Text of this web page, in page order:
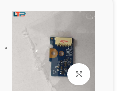
برای بزرگنمایی کلیک کنید